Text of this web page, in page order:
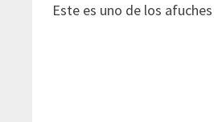
Este es uno de los